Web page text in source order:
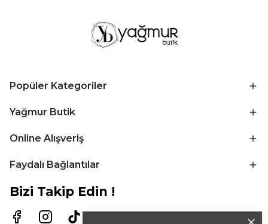
Popüler Kategoriler
Yağmur Butik
Online Alışveriş
Faydalı Bağlantılar
Bizi Takip Edin !